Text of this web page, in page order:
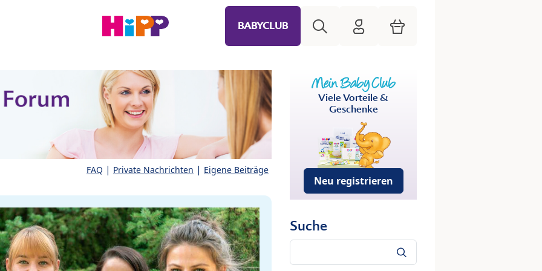
BABYCLUB HiPP Mein Babyclub
Warenkorb
FAQ | Private Nachrichten | Eigene Beiträge
Viele Vorteile &
Geschenke
Neu registrieren
Suche